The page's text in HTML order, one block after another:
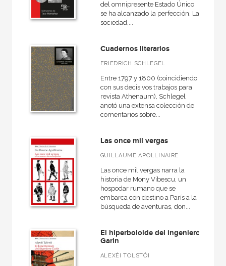
Fundamentos
Grandes libros
NUESTROS FORMATOS
Cartoné
Ebook
Espiral
Grapa
Papel
Rústica
del omnipresente Estado Único
se ha alcanzado la perfección. La
sociedad,...
Cuadernos literarios
FRIEDRICH SCHLEGEL
Entre 1797 y 1800 (coincidiendo
con sus decisivos trabajos para
revista Athenäum), Schlegel
anotó una extensa colección de
comentarios sobre...
Las once mil vergas
GUILLAUME APOLLINAIRE
Las once mil vergas narra la
historia de Mony Vibescu, un
hospodar rumano que se
embarca con destino a París a la
búsqueda de aventuras, don...
El hiperboloide del ingeniero
Garin
ALEXÉI TOLSTÓI